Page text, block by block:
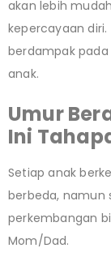
akan lebih
kepercayaan
berdampak
anak.
Umur
Ini
Setiap anak
berbeda,
perkembangan
Mom/Dad.